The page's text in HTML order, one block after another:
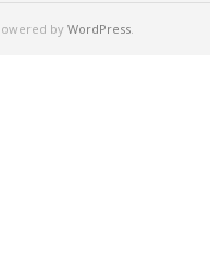
by WordPress.